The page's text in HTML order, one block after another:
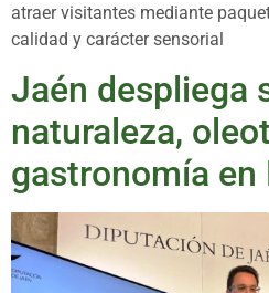
atraer visitantes mediante
calidad y carácter sensorial
Jaén despliega
naturaleza,
gastronomía en